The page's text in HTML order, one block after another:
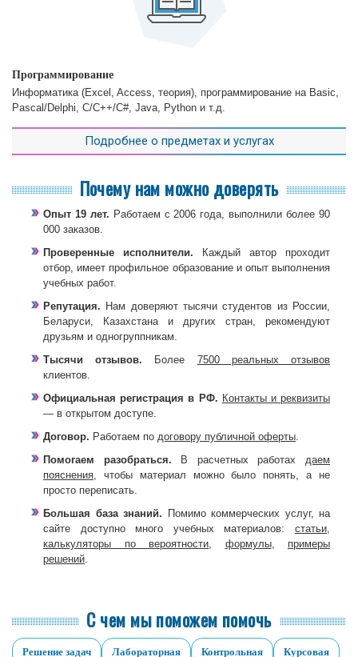
Программирование
Информатика (Excel, Access, теория), программирование на Basic,
Pascal/Delphi, C/C++/C#, Java, Python и т.д.
Подробнее о предметах и услугах
Почему нам можно доверять
Опыт 19 лет. Работаем с 2006 года, выполнили более 90
000 заказов.
Проверенные исполнители. Каждый автор проходит
отбор, имеет профильное образование и опыт выполнения
учебных работ.
Репутация. Нам доверяют тысячи студентов из России,
Беларуси, Казахстана и других стран, рекомендуют
друзьям и одногруппникам.
Тысячи отзывов. Более 7500 реальных отзывов
клиентов.
Официальная регистрация в РФ. Контакты и реквизиты
— в открытом доступе.
Договор. Работаем по договору публичной оферты.
Помогаем разобраться. В расчетных работахдаем
пояснения, чтобы материал можно было понять, а не
просто переписать.
Большая база знаний. Помимо коммерческих услуг, на
сайте доступно много учебных материалов: статьи,
калькуляторы по вероятности, формулы, примеры
решений.
С чем мы поможем помочь
Решение задач Лабораторная Контрольная Курсовая